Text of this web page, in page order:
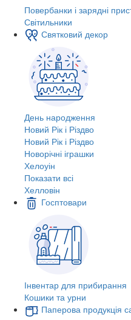
Повербанки і зарядні
Світильники
Святковий декор
День народження
Новий Рік і Різдво
Новий Рік і Різдво
Новорічні іграшки
Хелоуін
Показати всі
Хелловін
Госптовари
Інвентар для прибирання
Кошики та урни
Паперова продукція